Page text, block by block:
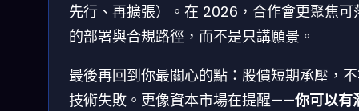
先行、再擴張）。在 2026，合作會更聚焦可
的部署與合規路徑，而不是只講願景。
最後再回到你最關心的點：股價短期承壓，
技術失敗。更像資本市場在提醒——你可以有